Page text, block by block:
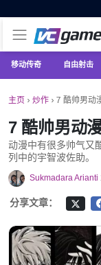
移动传奇 自由射击
主页 › 炒作 › 7 酷帅男动
7 酷帅男动
动漫中有很多帅气又
列中的宇智波佐助。
Sukmadara Arianti
分享文章：